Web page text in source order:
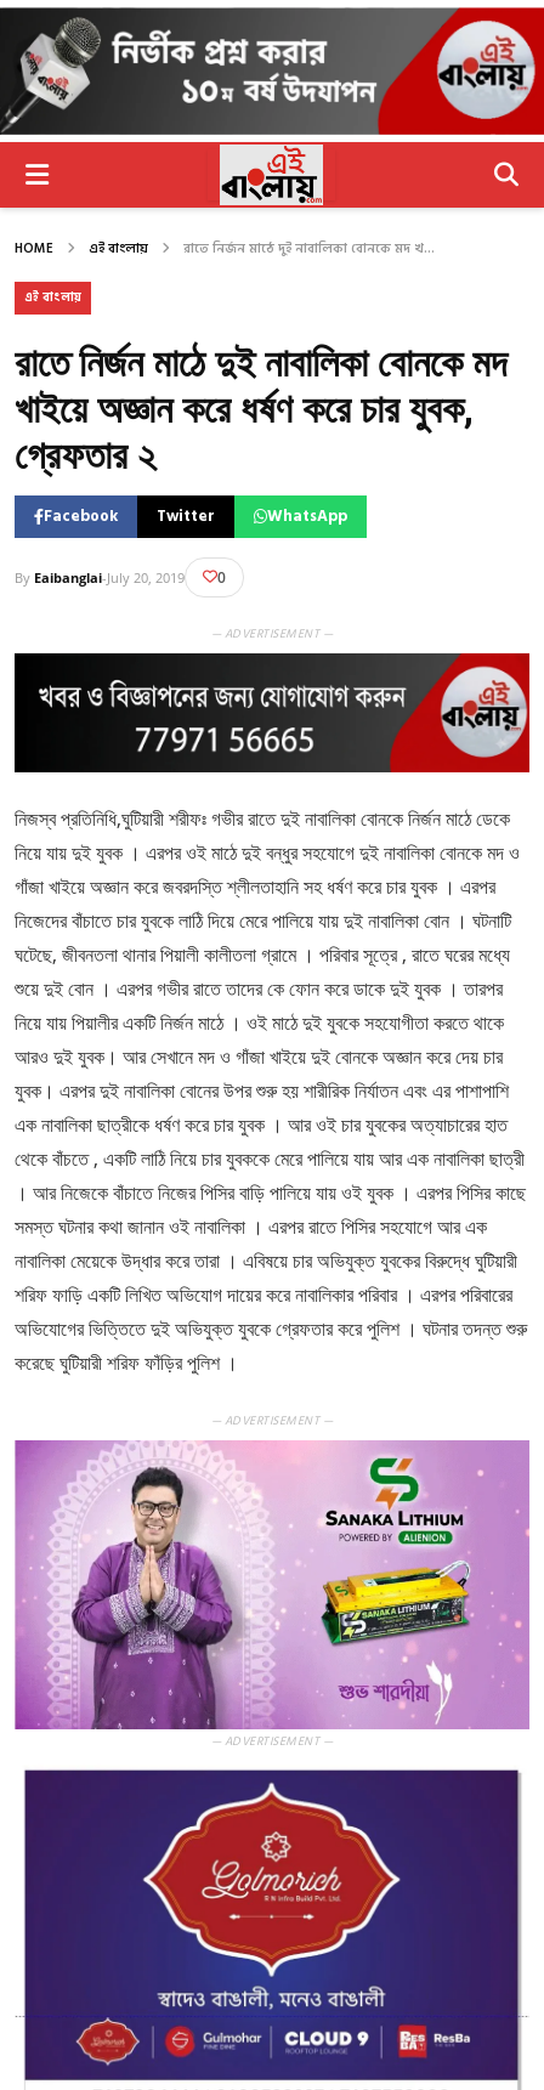
HOME এই বাংলায় রাতে নির্জন মাঠে দুই নাবালিকা বোনকে মদ খ...
এই বাংলায়
রাতে নির্জন মাঠে দুই নাবালিকা বোনকে মদ
খাইয়ে অজ্ঞান করে ধর্ষণ করে চার যুবক,
গ্রেফতার ২
Facebook Twitter WhatsApp
By Eaibanglai-July 20, 2019 0
— ADVERTISEMENT —
নিজস্ব প্রতিনিধি,ঘুটিয়ারী শরীফঃ গভীর রাতে দুই নাবালিকা বোনকে নির্জন মাঠে ডেকে
নিয়ে যায় দুই যুবক । এরপর ওই মাঠে দুই বন্ধুর সহযোগে দুই নাবালিকা বোনকে মদ ও
গাঁজা খাইয়ে অজ্ঞান করে জবরদস্তি শ্লীলতাহানি সহ ধর্ষণ করে চার যুবক । এরপর
নিজেদের বাঁচাতে চার যুবকে লাঠি দিয়ে মেরে পালিয়ে যায় দুই নাবালিকা বোন । ঘটনাটি
ঘটেছে, জীবনতলা থানার পিয়ালী কালীতলা গ্রামে । পরিবার সূত্রে , রাতে ঘরের মধ্যে
শুয়ে দুই বোন । এরপর গভীর রাতে তাদের কে ফোন করে ডাকে দুই যুবক । তারপর
নিয়ে যায় পিয়ালীর একটি নির্জন মাঠে । ওই মাঠে দুই যুবকে সহযোগীতা করতে থাকে
আরও দুই যুবক। আর সেখানে মদ ও গাঁজা খাইয়ে দুই বোনকে অজ্ঞান করে দেয় চার
যুবক। এরপর দুই নাবালিকা বোনের উপর শুরু হয় শারীরিক নির্যাতন এবং এর পাশাপাশি
এক নাবালিকা ছাত্রীকে ধর্ষণ করে চার যুবক । আর ওই চার যুবকের অত্যাচারের হাত
থেকে বাঁচতে , একটি লাঠি নিয়ে চার যুবককে মেরে পালিয়ে যায় আর এক নাবালিকা ছাত্রী
। আর নিজেকে বাঁচাতে নিজের পিসির বাড়ি পালিয়ে যায় ওই যুবক । এরপর পিসির কাছে
সমস্ত ঘটনার কথা জানান ওই নাবালিকা । এরপর রাতে পিসির সহযোগে আর এক
নাবালিকা মেয়েকে উদ্ধার করে তারা । এবিষয়ে চার অভিযুক্ত যুবকের বিরুদ্ধে ঘুটিয়ারী
শরিফ ফাড়ি একটি লিখিত অভিযোগ দায়ের করে নাবালিকার পরিবার । এরপর পরিবারের
অভিযোগের ভিত্তিতে দুই অভিযুক্ত যুবকে গ্রেফতার করে পুলিশ । ঘটনার তদন্ত শুরু
করেছে ঘুটিয়ারী শরিফ ফাঁড়ির পুলিশ ।
— ADVERTISEMENT —
— ADVERTISEMENT —